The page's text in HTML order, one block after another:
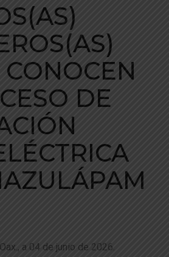
CONOCEN
DE
a 04 de junio de 2026.